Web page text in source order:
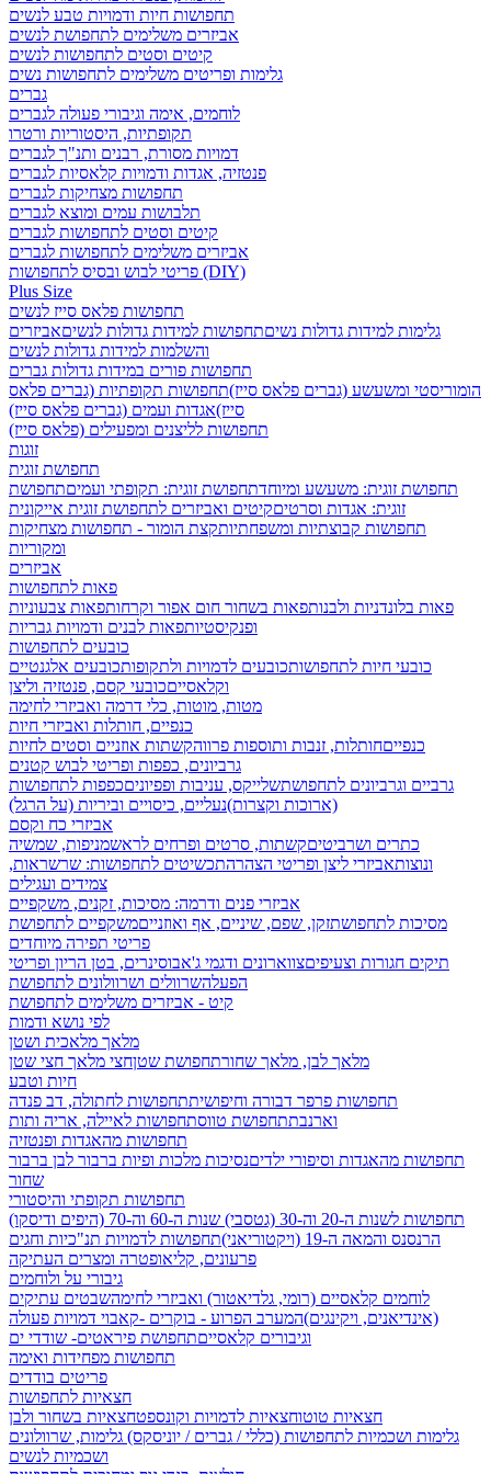
תחפושות חיות ודמויות טבע לנשים
אביזרים משלימים לתחפושת לנשים
קיטים וסטים לתחפושות לנשים
גלימות ופריטים משלימים לתחפושות נשים
גברים
לוחמים, אימה וגיבורי פעולה לגברים
תקופתיות, היסטוריות ורטרו
דמויות מסורת, רבנים ותנ"ך לגברים
פנטזיה, אגדות ודמויות קלאסיות לגברים
תחפושות מצחיקות לגברים
תלבושות עמים ומוצא לגברים
קיטים וסטים לתחפושות לגברים
אביזרים משלימים לתחפושות לגברים
פריטי לבוש ובסיס לתחפושות (DIY)
Plus Size
תחפושות פלאס סייז לנשים
גלימות למידות גדולות נשיםתחפושות למידות גדולות לנשיםאביזרים
והשלמות למידות גדולות לנשים
תחפושות פורים במידות גדולות גברים
הומוריסטי ומשעשע (גברים פלאס סייז)תחפושות תקופתיות (גברים פלאס
סייז)אגדות ועמים (גברים פלאס סייז)
תחפושות לליצנים ומפעילים (פלאס סייז)
זוגות
תחפושת זוגית
תחפושת זוגית: משעשע ומיוחדתחפושת זוגית: תקופתי ועמיםתחפושת
זוגית: אגדות וסרטיםקיטים ואביזרים לתחפושת זוגית אייקונית
תחפושות קבוצתיות ומשפחתיותקצת הומור - תחפושות מצחיקות
ומקוריות
אביזרים
פאות לתחפושות
פאות בלונדניות ולבנותפאות בשחור חום אפור וקרחותפאות צבעוניות
ופנקיסטיותפאות לבנים ודמויות גבריות
כובעים לתחפושות
כובעי חיות לתחפושותכובעים לדמויות ולתקופותכובעים אלגנטיים
וקלאסייםכובעי קסם, פנטזיה וליצן
מטות, מוטות, כלי דרמה ואביזרי לחימה
כנפיים, חותלות ואביזרי חיות
כנפייםחותלות, זנבות ותוספות פרווהקשתות אוזניים וסטים לחיות
גרביונים, כפפות ופריטי לבוש קטנים
גרביים וגרביונים לתחפושתשלייקס, עניבות ופפיוניםכפפות לתחפושות
(ארוכות וקצרות)נעליים, כיסויים וביריות (על הרגל)
אביזרי כח וקסם
כתרים ושרביטיםקשתות, סרטים ופרחים לראשמניפות, שמשיה
ונוצותאביזרי ליצן ופריטי הצהרהתכשיטים לתחפושות: שרשראות,
צמידים ועגילים
אביזרי פנים ודרמה: מסיכות, זקנים, משקפיים
מסיכות לתחפושתזקן, שפם, שיניים, אף ואוזנייםמשקפיים לתחפושת
פריטי תפירה מיוחדים
תיקים חגורות וצעיפיםצווארונים ודגמי ג'אבוסינרים, בטן הריון ופריטי
הפעלהשרוולים ושרוולונים לתחפושת
קיט - אביזרים משלימים לתחפושת
לפי נושא ודמות
מלאך מלאכית ושטן
מלאך לבן, מלאך שחורתחפושת שטןחצי מלאך חצי שטן
חיות וטבע
תחפושות פרפר דבורה וחיפושיתתחפושות לחתולה, דב פנדה
וארנבתתחפושת טווסתחפושות לאיילה, אריה ותות
תחפושות מהאגדות ופנטזיה
תחפושות מהאגדות וסיפורי ילדיםנסיכות מלכות ופיות ברבור לבן ברבור
שחור
תחפושות תקופתי והיסטורי
תחפושות לשנות ה-20 וה-30 (גטסבי)
שנות ה-60 וה-70 (היפים ודיסקו)
הרנסנס והמאה ה-19 (ויקטוריאני)
תחפושות לדמויות תנ"כיות וחגים
פרעונים, קליאופטרה ומצרים העתיקה
גיבורי על ולוחמים
לוחמים קלאסיים (רומי, גלדיאטור) ואביזרי לחימהשבטים עתיקים
(אינדיאנים, ויקינגים)המערב הפרוע - בוקרים -קאבוי דמויות פעולה
וגיבורים קלאסייםתחפושת פיראטים- שודדי ים
תחפושות מפחידות ואימה
פריטים בודדים
חצאיות לתחפושות
חצאיות טוטוחצאיות לדמויות וקונספטחצאיות בשחור ולבן
גלימות ושכמיות לתחפושות (כללי / גברים / יוניסקס) גלימות, שרוולונים
ושכמיות לנשים